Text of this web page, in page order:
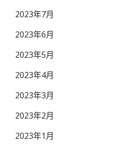
2023年7月
2023年6月
2023年5月
2023年4月
2023年3月
2023年2月
2023年1月